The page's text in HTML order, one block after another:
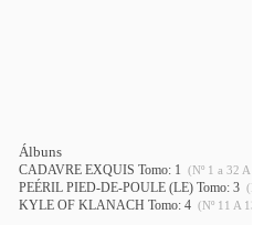
Álbuns
CADAVRE EXQUIS Tomo: 1 (Nº 1 a 32 A
PEÉRIL PIED-DE-POULE (LE) Tomo: 3
KYLE OF KLANACH Tomo: 4 (Nº 11 A 13